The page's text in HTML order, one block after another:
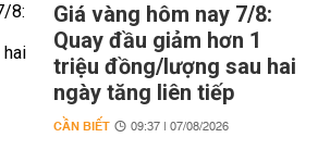
Giá vàng hôm nay 7/8:
Quay đầu giảm hơn 1
triệu đồng/lượng sau hai
ngày tăng liên tiếp
CẦN BIẾT 09:37 | 07/08/2026